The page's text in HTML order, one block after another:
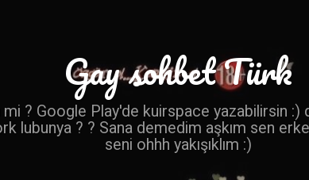
Gay sohbet Türk
? Google Play'de kuirspace yazabilirsin :) q
lubunya ? ? Sana demedim aşkım sen
seni ohhh yakışıklım :)